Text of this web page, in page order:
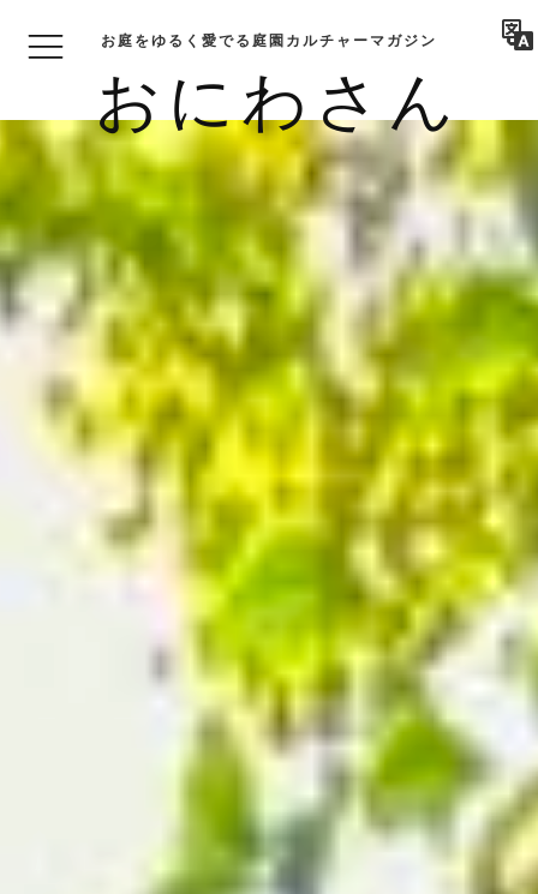
おにわさん
お庭をゆるく愛でる庭園カルチャーマガジン